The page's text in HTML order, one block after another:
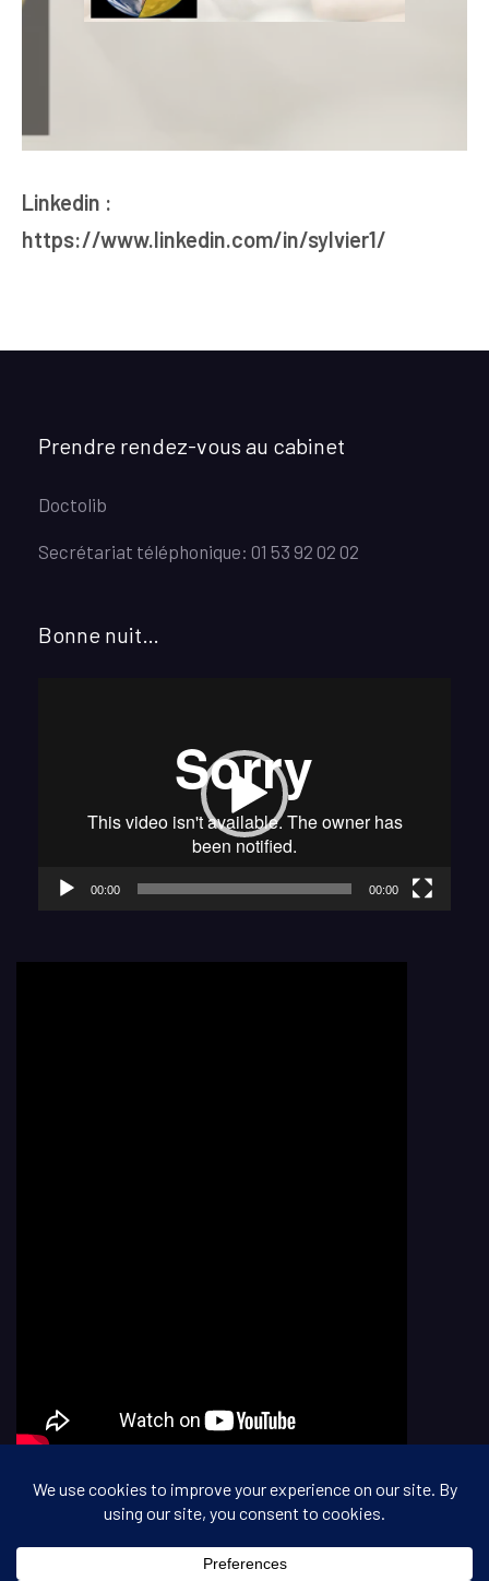
Linkedin :
https://www.linkedin.com/in/sylvier1/
Prendre rendez-vous au cabinet
Doctolib
Secrétariat téléphonique: 01 53 92 02 02
Bonne nuit…
00:00 00:00